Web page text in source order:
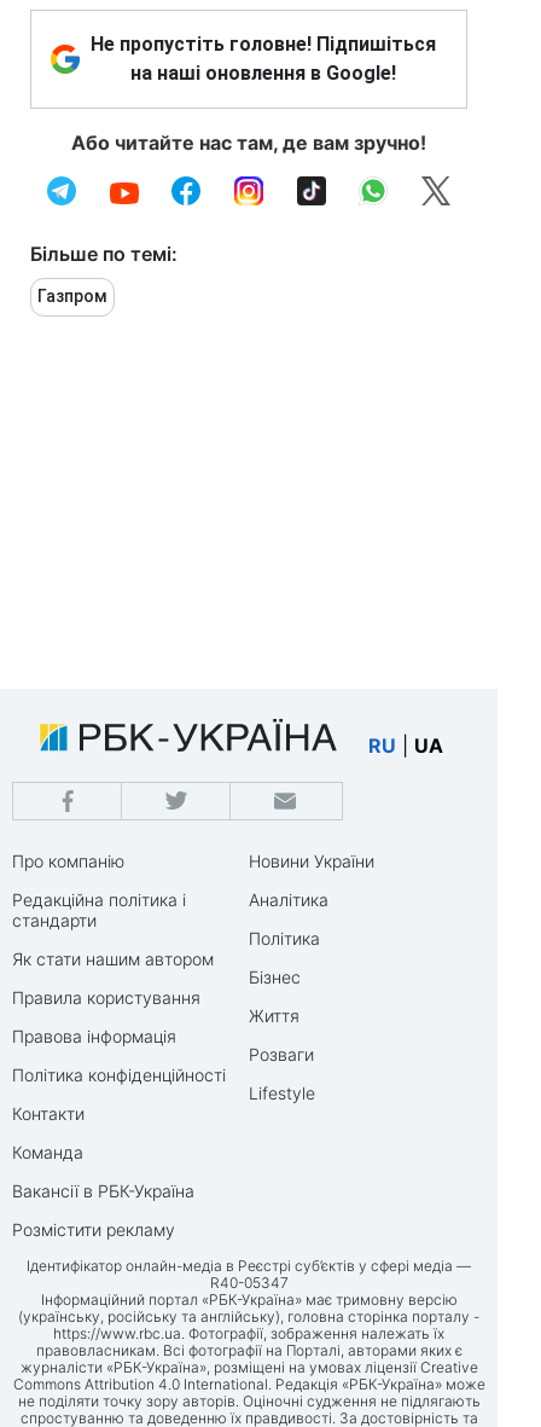
Не пропустіть головне! Підпишіться
на наші оновлення в Google!
Або читайте нас там, де вам зручно!
Більше по темі:
Газпром
RU UA
Про компанію
Редакційна політика і
стандарти
Як стати нашим автором
Правила користування
Правова інформація
Політика конфіденційності
Контакти
Команда
Вакансії в РБК-Україна
Розмістити рекламу
Новини України
Аналітика
Політика
Бізнес
Життя
Розваги
Lifestyle
Ідентифікатор онлайн-медіа в Реєстрі суб’єктів у сфері медіа —
R40-05347
Інформаційний портал «РБК-Україна» має тримовну версію
(українську, російську та англійську), головна сторінка порталу -
https://www.rbc.ua. Фотографії, зображення належать їх
правовласникам. Всі фотографії на Порталі, авторами яких є
журналісти «РБК-Україна», розміщені на умовах ліцензії Creative
Commons Attribution 4.0 International. Редакція «РБК-Україна» може
не поділяти точку зору авторів. Оціночні судження не підлягають
спростуванню та доведенню їх правдивості. За достовірність та